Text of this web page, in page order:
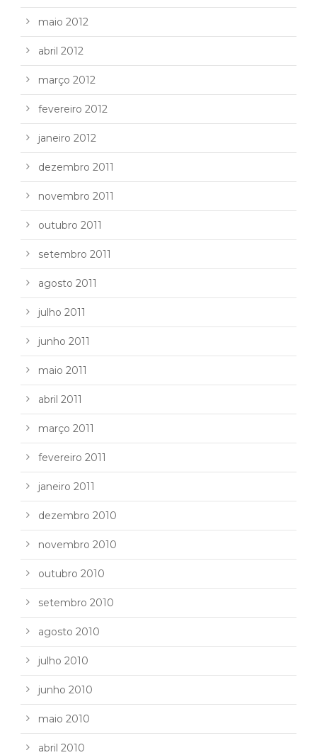
maio 2012
abril 2012
março 2012
fevereiro 2012
janeiro 2012
dezembro 2011
novembro 2011
outubro 2011
setembro 2011
agosto 2011
julho 2011
junho 2011
maio 2011
abril 2011
março 2011
fevereiro 2011
janeiro 2011
dezembro 2010
novembro 2010
outubro 2010
setembro 2010
agosto 2010
julho 2010
junho 2010
maio 2010
abril 2010